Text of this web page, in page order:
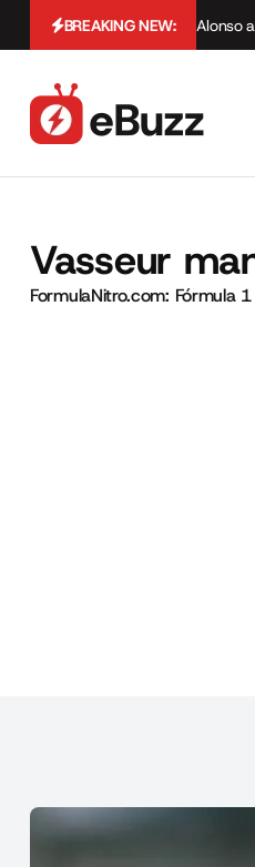
BREAKING NEW: Alonso
Vasseur
FormulaNitro.com: